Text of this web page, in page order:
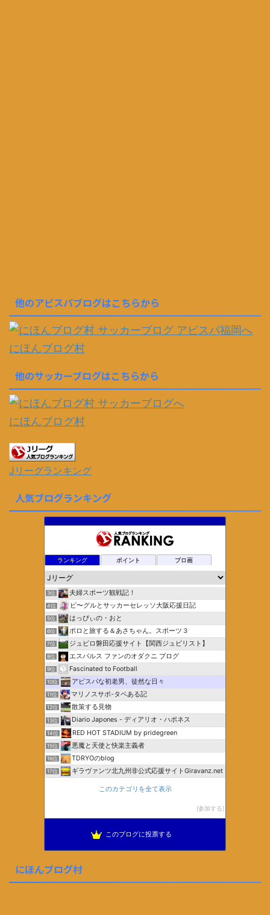
他のアビスパブログはこちらから
にほんブログ村
他のサッカーブログはこちらから
にほんブログ村
Jリーグランキング
人気ブログランキング
ランキング ポイント ブロ画
3位 夫婦スポーツ観戦記！
4位 ビ〜グルとサッカーセレッソ大阪応援日記
5位 はっぴぃの・おと
6位 ポロと旅する＆あさちゃん。スポーツ３
7位 ジュビロ磐田応援サイト【関西ジュビリスト】
8位 エスパルス ファンのオダクニ ブログ
9位 Fascinated to Football
10位 アビスパな初老男、徒然な日々
11位 マリノスサポ-タベある記
12位 散策する見物
13位 Diario Japones - ディアリオ・ハポネス
14位 RED HOT STADIUM by pridegreen
15位 悪魔と天使と快楽主義者
16位 TDRYOのblog
17位 ギラヴァンツ北九州非公式応援サイトGiravanz.net
このカテゴリを全て表示
参加する
このブログに投票する
にほんブログ村